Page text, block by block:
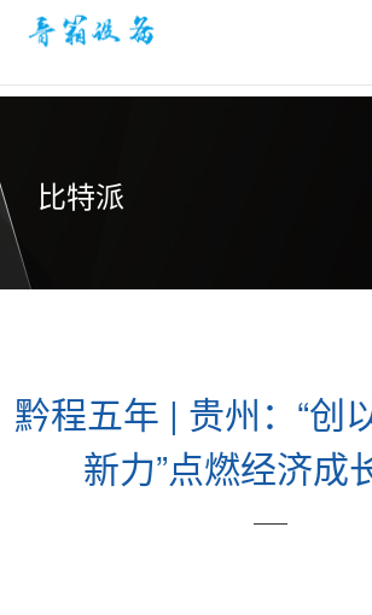
比特派
黔程五年 | 贵州：“创
新力”点燃经济成
——